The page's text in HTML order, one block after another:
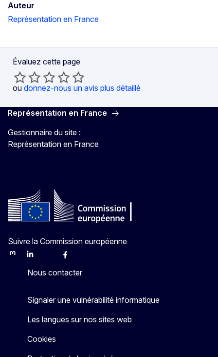
Auteur
Représentation en France
Évaluez cette page
ou donnez-nous un avis plus détaillé
Représentation en France
Gestionnaire du site :
Représentation en France
Suivre la Commission européenne
MastodonLinkedInBlueskyFacebook
Nous contacter
Signaler une vulnérabilité informatique
Les langues sur nos sites web
Cookies